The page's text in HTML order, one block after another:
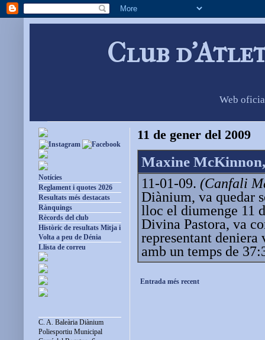
Club
Web
11 de gener del 2009
Maxine McKinnon,
11-01-09. (Canfali
Diànium, va quedar
lloc el diumenge 11
Divina Pastora, va
representant deniera
amb un temps de
Entrada més recent
Notícies
Reglament i quotes 2026
Resultats més destacats
Rànquings
Rècords del club
Històric de resultats Mitja i
Volta a peu de Dénia
Llista de correu
C. A. Baleària Diànium
Poliesportiu Municipal